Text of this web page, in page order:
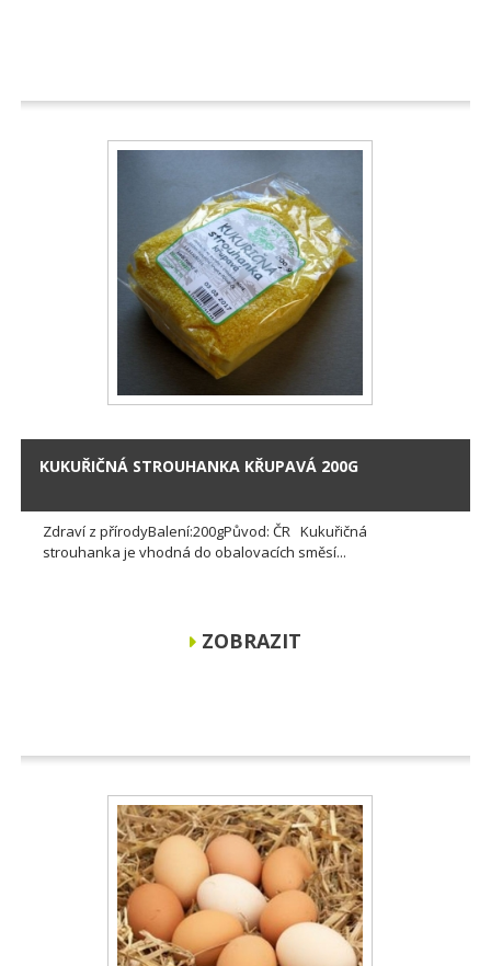
KUKUŘIČNÁ STROUHANKA KŘUPAVÁ 200G
Zdraví z přírodyBalení:200gPůvod: ČR Kukuřičná
strouhanka je vhodná do obalovacích směsí...
ZOBRAZIT